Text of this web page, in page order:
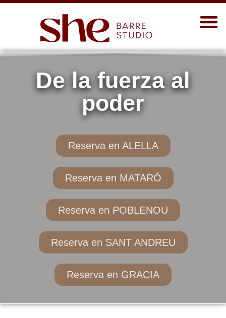
De la fuerza al
poder
Reserva en ALELLA
Reserva en MATARÓ
Reserva en POBLENOU
Reserva en SANT ANDREU
Reserva en GRACIA